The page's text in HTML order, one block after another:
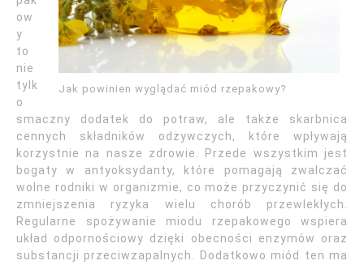
Jak powinien wyglądać miód rzepakowy?
ow
y
to
nie
tylk
o
smaczny dodatek do potraw, ale także skarbnica
cennych składników odżywczych, które wpływają
korzystnie na nasze zdrowie. Przede wszystkim jest
bogaty w antyoksydanty, które pomagają zwalczać
wolne rodniki w organizmie, co może przyczynić się do
zmniejszenia ryzyka wielu chorób przewlekłych.
Regularne spożywanie miodu rzepakowego wspiera
układ odpornościowy dzięki obecności enzymów oraz
substancji przeciwzapalnych. Dodatkowo miód ten ma